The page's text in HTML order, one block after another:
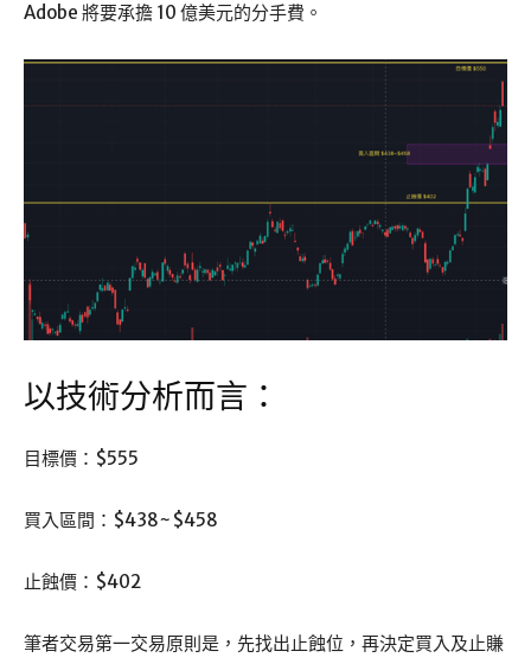
Adobe 將要承擔 10 億美元的分手費。
以技術分析而言：
目標價：$555
買入區間：$438~$458
止蝕價：$402
筆者交易第一交易原則是，先找出止蝕位，再決定買入及止賺